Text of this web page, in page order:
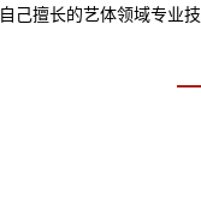
己擅长的艺体领域专业技